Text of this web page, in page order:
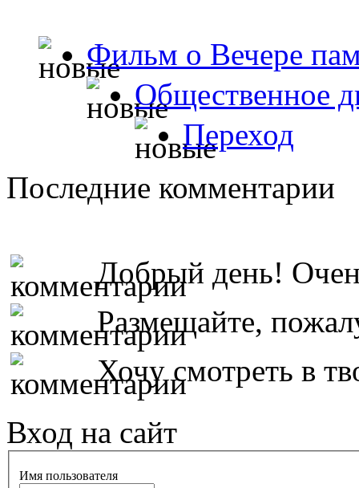
Фильм о Вечере
Общественное
Переход
Последние комментарии
Добрый день!
Размещайте,
Хочу смотреть в
Вход на сайт
Имя пользователя